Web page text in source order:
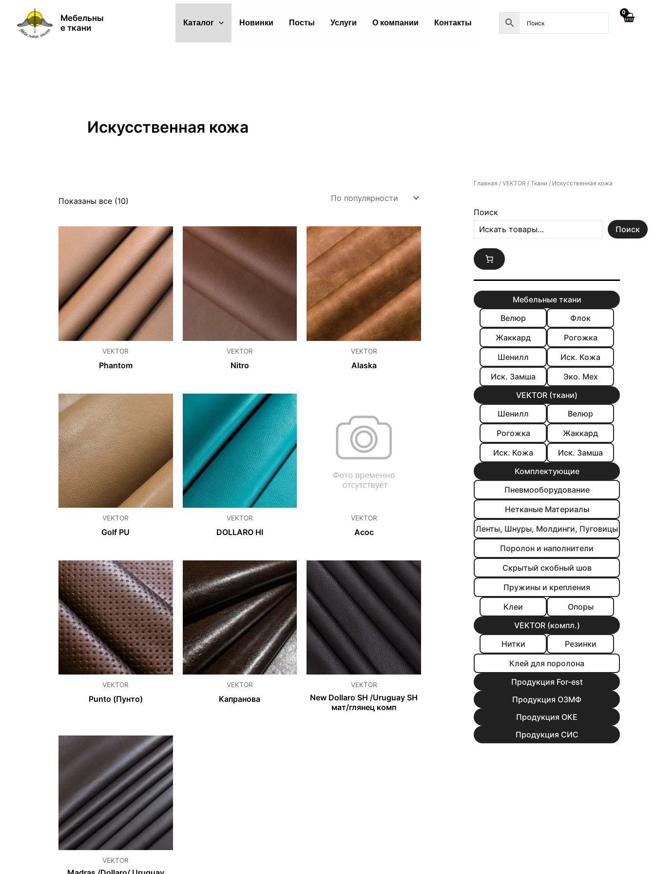
содержимому
Мебельны
е ткани
Каталог Новинки Посты Услуги О компании Контакты
Искусственная кожа
Показаны все (10)
Сортировка:
VEKTOR
Phantom
VEKTOR
Nitro
VEKTOR
Alaska
VEKTOR
Golf PU
VEKTOR
DOLLARO HI
VEKTOR
Асос
VEKTOR
Punto (Пунто)
VEKTOR
Капранова
VEKTOR
New Dollaro SH /Uruguay SH
мат/глянец комп
VEKTOR
Главная / VEKTOR / Ткани / Искусственная кожа
Поиск
Поиск
Мебельные ткани
Велюр
Флок
Жаккард
Рогожка
Шенилл
Иск. Кожа
Иск. Замша
Эко. Мех
VEKTOR (ткани)
Шенилл
Велюр
Рогожка
Жаккард
Иск. Кожа
Иск. Замша
Комплектующие
Пневмооборудование
Нетканые Материалы
Ленты, Шнуры, Молдинги, Пуговицы
Поролон и наполнители
Скрытый скобный шов
Пружины и крепления
Клеи
Опоры
VEKTOR (компл.)
Нитки
Резинки
Клей для поролона
Продукция For-est
Продукция ОЗМФ
Продукция ОКЕ
Продукция СИС